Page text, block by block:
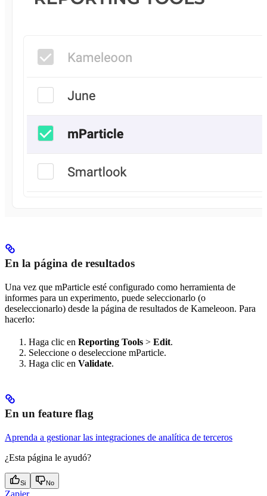
En la página de resultados
Una vez que mParticle esté configurado como herramienta de
informes para un experimento, puede seleccionarlo (o
deseleccionarlo) desde la página de resultados de Kameleoon. Para
hacerlo:
Haga clic en Reporting Tools > Edit.
Seleccione o deseleccione mParticle.
Haga clic en Validate.
En un feature flag
Aprenda a gestionar las integraciones de analítica de terceros
¿Esta página le ayudó?
Si No